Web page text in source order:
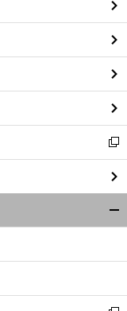
成長ベルギー２連勝
だが組織力欠如で今後に不安も
る
い
ウ
ィ
ン
ド
ウ
で
開
く
新
し
い
ウ
ィ
ン
ウ
開